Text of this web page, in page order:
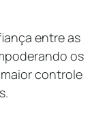
entre as
os
controle